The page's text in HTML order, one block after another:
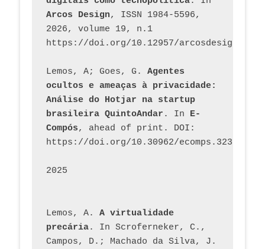
Arcos Design, ISSN 1984-5596,
2026, volume 19, n.1
https://doi.org/10.12957/
Lemos, A; Goes, G. Agentes
ocultos e ameaças à privacidade:
Análise do Hotjar na startup
brasileira QuintoAndar . In E-
Compós, ahead of print. DOI:
https://doi.org/10.30962/ecomps.3231
2025
Lemos, A. A virtualidade
precária. In Scroferneker, C.,
Campos, D.; Machado da Silva, J.